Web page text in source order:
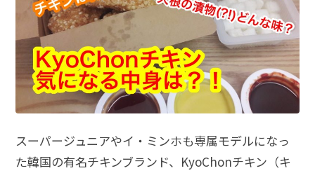
スーパージュニアやイ・ミンホも専属モデルになっ
た韓国の有名チキンブランド、KyoChonチキン（キ